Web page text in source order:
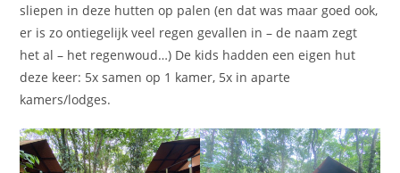
sliepen in deze hutten op palen (en dat was maar goed ook,
er is zo ontiegelijk veel regen gevallen in – de naam zegt
het al – het regenwoud…) De kids hadden een eigen hut
deze keer: 5x samen op 1 kamer, 5x in aparte
kamers/lodges.